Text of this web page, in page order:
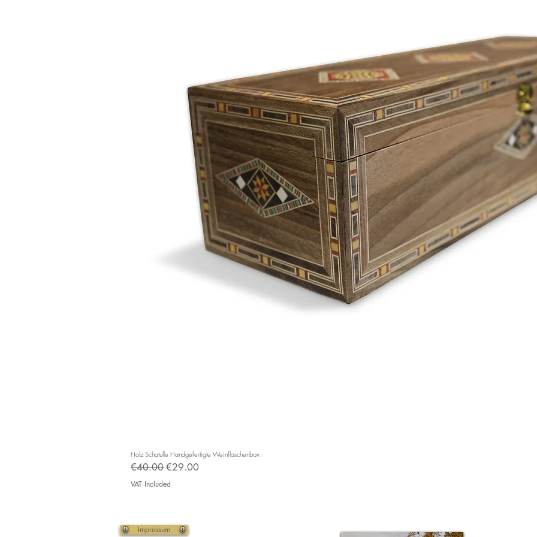
Die Waren sind neu und in einwandfreiem Zustand
Holz Schatulle Handgefertigte Weinflaschenbox
Regular Price
€40.00Sale Price
€29.00
VAT Included
Impressum